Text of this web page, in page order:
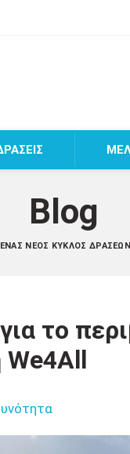
Blog
ΈΝΑΣ ΝΈΟΣ ΚΎΚΛΟΣ
το
We4All